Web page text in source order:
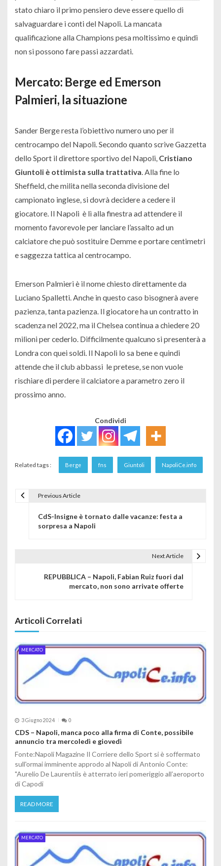
stato chiaro il primo pensiero deve essere quello di
salvaguardare i conti del Napoli. La mancata
qualificazione alla Champions pesa moltissimo e quindi
non si possono fare passi azzardati.
Mercato: Berge ed Emerson
Palmieri, la situazione
Sander Berge resta l’obiettivo numero uno per il
centrocampo del Napoli. Secondo quanto scrive Gazzetta
dello Sport il direttore sportivo del Napoli, Cristiano
Giuntoli è ottimista sulla trattativa . Alla fine lo
Sheffield, che milita nella seconda divisione del
campionato inglese, si dovrà decidere a cedere il
giocatore. Il Napoli è lì alla finestra ad attendere il
momento favorevole per lanciare l’assalto ad un
calciatore che può sostituire Demme e portare centimetri
e saggezza tattica al centrocampo.
Emerson Palmieri è il nome chiesto direttamente da
Luciano Spalletti. Anche in questo caso bisognerà avere
pazienza, tanta pazienza. Il giocatore ha un contratto in
scadenza nel 2022, ma il Chelsea continua a chiedere 20
milioni per cederlo. Difficilmente qualcuno si presenterà a
Londra con quei soldi. Il Napoli lo sa bene e quindi
attende che il club abbassi le pretese, se non vuole
rischiare di perdere il calciatore a parametro zero il
prossimo anno.
Condividi
Related tags : Berge fns Giuntoli NapoliCe.info
Previous Article
CdS-Insigne è tornato dalle vacanze: festa a
sorpresa a Napoli
Next Article
REPUBBLICA – Napoli, Fabian Ruiz fuori dal
mercato, non sono arrivate offerte
Articoli Correlati
MERCATO
3 Giugno 2024 0
CDS – Napoli, manca poco alla firma di Conte, possibile
annuncio tra mercoledì e giovedì
Fonte:Napoli Magazine Il Corriere dello Sport si è soffermato
sull'ormai imminente approdo al Napoli di Antonio Conte:
"Aurelio De Laurentiis è atterrato ieri pomeriggio all’aeroporto
di Capodi
READ MORE
MERCATO